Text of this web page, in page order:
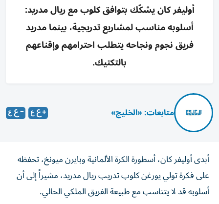
أوليفر كان يشكّك بتوافق كلوب مع ريال مدريد:
أسلوبه مناسب لمشاريع تدريجية، بينما مدريد
فريق نجوم ونجاحه يتطلب احترامهم وإقناعهم
بالتكتيك.
متابعات: «الخليج»
أبدى أوليفر كان، أسطورة الكرة الألمانية وبايرن ميونخ، تحفظه
على فكرة تولي يورغن كلوب تدريب ريال مدريد، مشيراً إلى أن
أسلوبه قد لا يتناسب مع طبيعة الفريق الملكي الحالي.